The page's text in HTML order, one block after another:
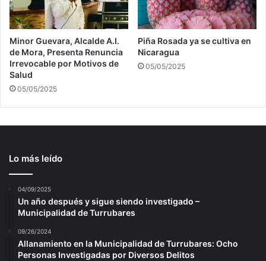
Minor Guevara, Alcalde A.I.
de Mora, Presenta Renuncia
Irrevocable por Motivos de
Salud
05/05/2025
Piña Rosada ya se cultiva en
Nicaragua
05/05/2025
Lo más leído
04/09/2025
Un año después y sigue siendo investigado –
Municipalidad de Turrubares
09/26/2024
Allanamiento en la Municipalidad de Turrubares: Ocho
Personas Investigadas por Diversos Delitos